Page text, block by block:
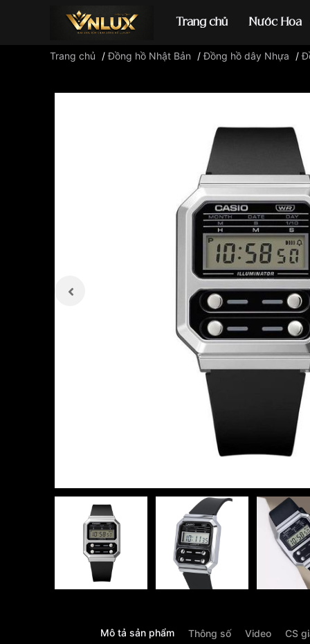
Trang chủ Nước Hoa
Đồng hồ casio
Trang chủ /Đồng hồ Nhật Bản /Đồng hồ dây Nhựa /
Mô tả sản phẩm Thông số Video CS